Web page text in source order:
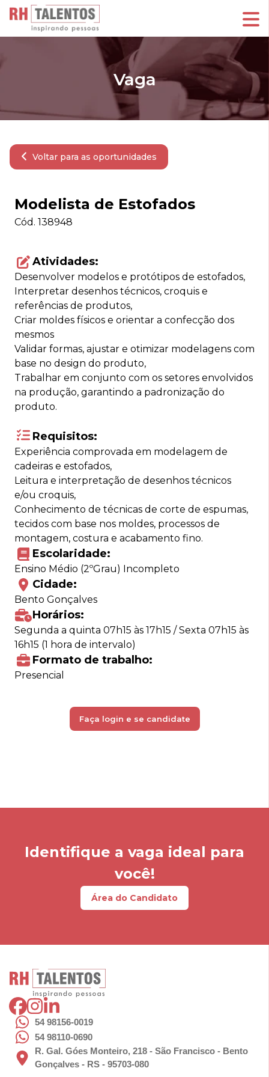
Vaga
Voltar para as oportunidades
Modelista de Estofados
Cód. 138948
Atividades:
Desenvolver modelos e protótipos de estofados,
Interpretar desenhos técnicos, croquis e
referências de produtos,
Criar moldes físicos e orientar a confecção dos
mesmos
Validar formas, ajustar e otimizar modelagens com
base no design do produto,
Trabalhar em conjunto com os setores envolvidos
na produção, garantindo a padronização do
produto.
Requisitos:
Experiência comprovada em modelagem de
cadeiras e estofados,
Leitura e interpretação de desenhos técnicos
e/ou croquis,
Conhecimento de técnicas de corte de espumas,
tecidos com base nos moldes, processos de
montagem, costura e acabamento fino.
Escolaridade:
Ensino Médio (2ºGrau) Incompleto
Cidade:
Bento Gonçalves
Horários:
Segunda a quinta 07h15 às 17h15 / Sexta 07h15 às
16h15 (1 hora de intervalo)
Formato de trabalho:
Presencial
Faça login e se candidate
Identifique a vaga ideal para
você!
Área do Candidato
54 98156-0019
54 98110-0690
R. Gal. Góes Monteiro, 218 - São Francisco - Bento
Gonçalves - RS - 95703-080